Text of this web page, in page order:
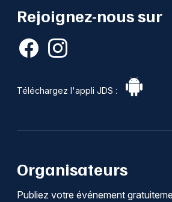
Rejoignez-nous sur
Téléchargez l'appli JDS :
Organisateurs
Publiez votre événement